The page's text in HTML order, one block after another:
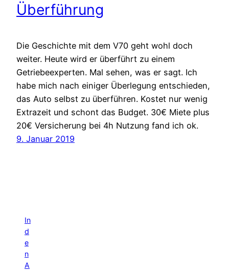
Überführung
Die Geschichte mit dem V70 geht wohl doch
weiter. Heute wird er überführt zu einem
Getriebeexperten. Mal sehen, was er sagt. Ich
habe mich nach einiger Überlegung entschieden,
das Auto selbst zu überführen. Kostet nur wenig
Extrazeit und schont das Budget. 30€ Miete plus
20€ Versicherung bei 4h Nutzung fand ich ok.
9. Januar 2019
In
d
e
n
A